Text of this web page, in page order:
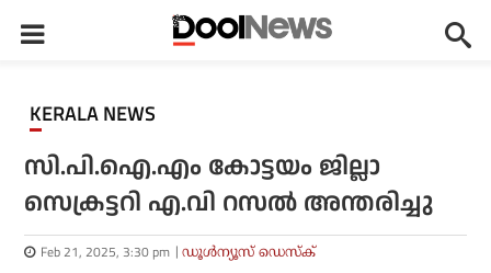
KERALA NEWS
സി.പി.ഐ.എം കോട്ടയം ജില്ലാ
സെക്രട്ടറി എ.വി റസൽ അന്തരിച്ചു
Feb 21, 2025, 3:30 pm ഡൂള്‍ന്യൂസ് ഡെസ്‌ക്